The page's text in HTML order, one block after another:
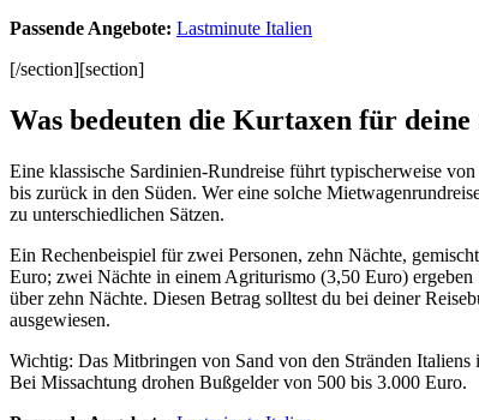
Passende Angebote: Lastminute Italien
[/section][section]
Was bedeuten die Kurtaxen für
Eine klassische Sardinien-Rundreise führt typischerweise
bis zurück in den Süden. Wer eine solche
zu unterschiedlichen Sätzen.
Ein Rechenbeispiel für zwei Personen, zehn Nächte,
Euro; zwei Nächte in einem Agriturismo (3,50 Euro)
über zehn Nächte. Diesen Betrag solltest du bei deiner
ausgewiesen.
Wichtig: Das Mitbringen von Sand von den Stränden Italiens
Bei Missachtung drohen Bußgelder von 500 bis 3.000 Euro.